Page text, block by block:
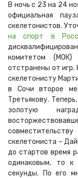
В ночь с 23 на 24
официальная
скелетонистов.
на спорт в
комитетом (МОК)
отстранены от
скелетонисту
в Сочи второе
Третьякову.
золотую
скелетониста –
до стартов время
одинаковым, то к
секунды. По его